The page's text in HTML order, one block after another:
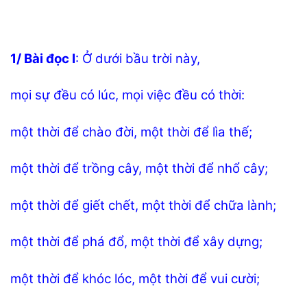
1/ Bài đọc I: Ở dưới bầu trời này,
mọi sự đều có lúc, mọi việc đều có thời:
một thời để chào đời, một thời để lìa thế;
một thời để trồng cây, một thời để nhổ cây;
một thời để giết chết, một thời để chữa lành;
một thời để phá đổ, một thời để xây dựng;
một thời để khóc lóc, một thời để vui cười;